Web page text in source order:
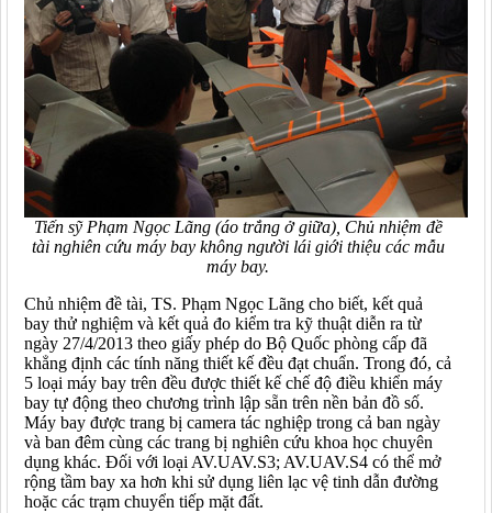
Tiến sỹ Phạm Ngọc Lãng (áo trắng ở giữa), Chủ nhiệm đề
tài nghiên cứu máy bay không người lái giới thiệu các mẫu
máy bay.
Chủ nhiệm đề tài, TS. Phạm Ngọc Lãng cho biết, kết quả
bay thử nghiệm và kết quả đo kiểm tra kỹ thuật diễn ra từ
ngày 27/4/2013 theo giấy phép do Bộ Quốc phòng cấp đã
khẳng định các tính năng thiết kế đều đạt chuẩn. Trong đó, cả
5 loại máy bay trên đều được thiết kế chế độ điều khiển máy
bay tự động theo chương trình lập sẵn trên nền bản đồ số.
Máy bay được trang bị camera tác nghiệp trong cả ban ngày
và ban đêm cùng các trang bị nghiên cứu khoa học chuyên
dụng khác. Đối với loại AV.UAV.S3; AV.UAV.S4 có thể mở
rộng tầm bay xa hơn khi sử dụng liên lạc vệ tinh dẫn đường
hoặc các trạm chuyển tiếp mặt đất.